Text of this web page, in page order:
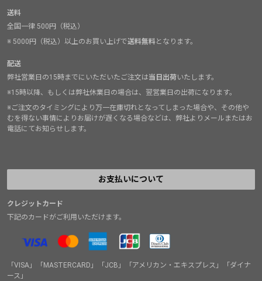
送料
全国一律 500円（税込）
※ 5000円（税込）以上のお買い上げで送料無料となります。
配送
弊社営業日の15時までにいただいたご注文は当日出荷いたします。
※15時以降、もしくは弊社休業日の場合は、翌営業日の出荷になります。
※ご注文のタイミングにより万一在庫切れとなってしまった場合や、その他や
むを得ない事情によりお届けが遅くなる場合などは、弊社よりメールまたはお
電話にてお知らせします。
お支払いについて
クレジットカード
下記のカードがご利用いただけます。
「VISA」「MASTERCARD」「JCB」「アメリカン・エキスプレス」「ダイナ
ース」